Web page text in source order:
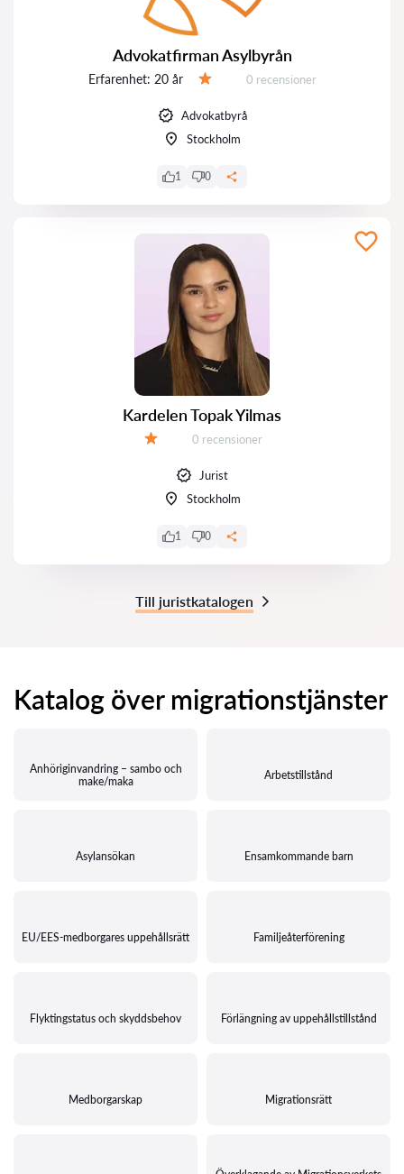
Advokatfirman Asylbyrån
Erfarenhet: 20 år Recensioner:
0 recensioner
Advokatbyrå
Stockholm
1 0
Kardelen Topak Yilmas
Recensioner:
0 recensioner
Jurist
Stockholm
1 0
Till juristkatalogen
Katalog över migrationstjänster
Anhöriginvandring – sambo och
make/maka
Arbetstillstånd
Asylansökan Ensamkommande barn
EU/EES-medborgares uppehållsrätt Familjeåterförening
Flyktingstatus och skyddsbehov Förlängning av uppehållstillstånd
Medborgarskap Migrationsrätt